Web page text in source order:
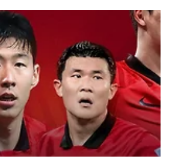
면, 채널번호 정리표와 아시안컵 축구시청 사이
아시안컵 이벤트 치킨할인 쿠폰 꿀팁정보 아시
올라가는 만큼, 다양한 치킨 할인 이벤트도 진행
고 맛있는 치킨과 함께 축구를 보며 스트레스를
시키..